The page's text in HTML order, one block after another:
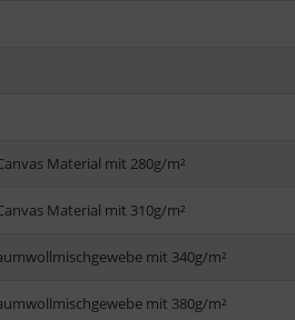
Material mit 280g/m²
Material mit 310g/m²
mit 340g/m²
mit 380g/m²